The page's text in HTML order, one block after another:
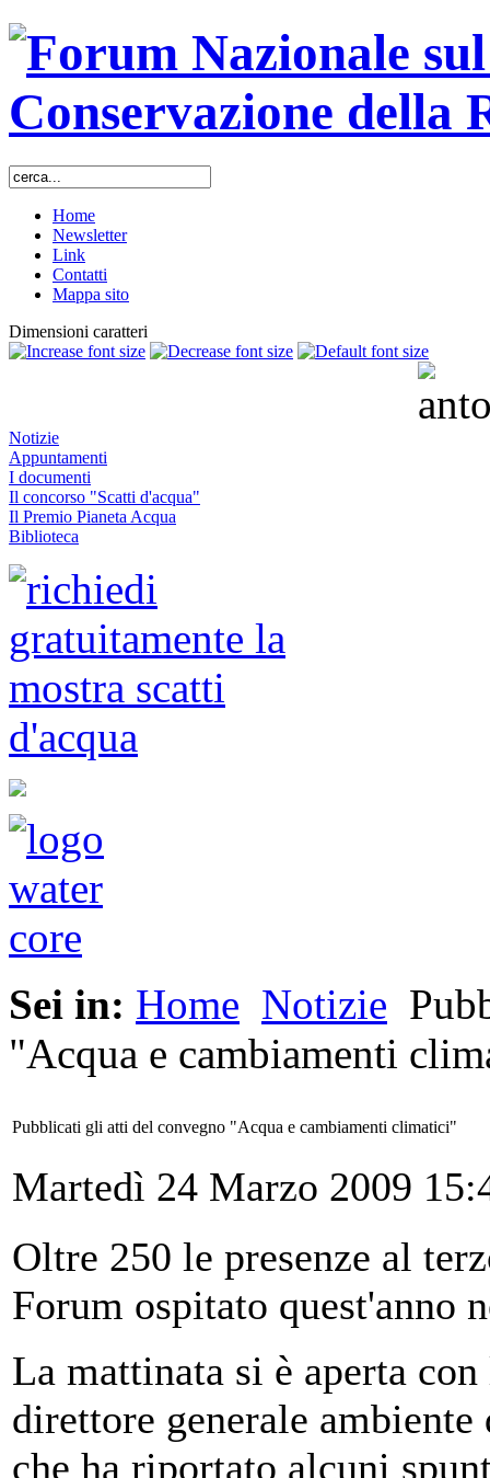
Home
Newsletter
Link
Contatti
Mappa sito
Dimensioni caratteri
Notizie
Appuntamenti
I documenti
Il concorso "Scatti d'acqua"
Il Premio Pianeta Acqua
Biblioteca
Sei in: Home Notizie
"Acqua e cambiamenti
Pubblicati gli atti del convegno "Acqua e cambiamenti climatici"
Martedì 24 Marzo 2009
Oltre 250 le presenze al
Forum ospitato quest'anno
La mattinata si è aperta
direttore generale
che ha riportato alcuni